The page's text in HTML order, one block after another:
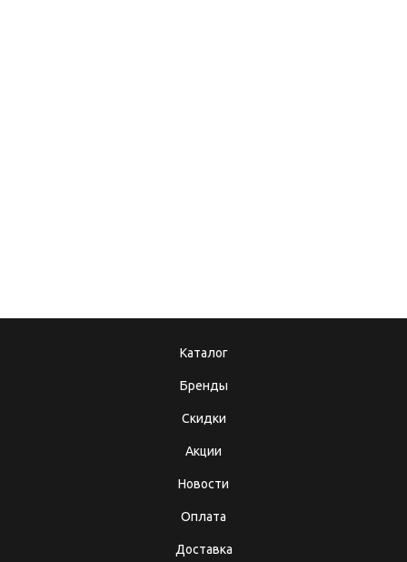
Каталог
Бренды
Скидки
Акции
Новости
Оплата
Доставка